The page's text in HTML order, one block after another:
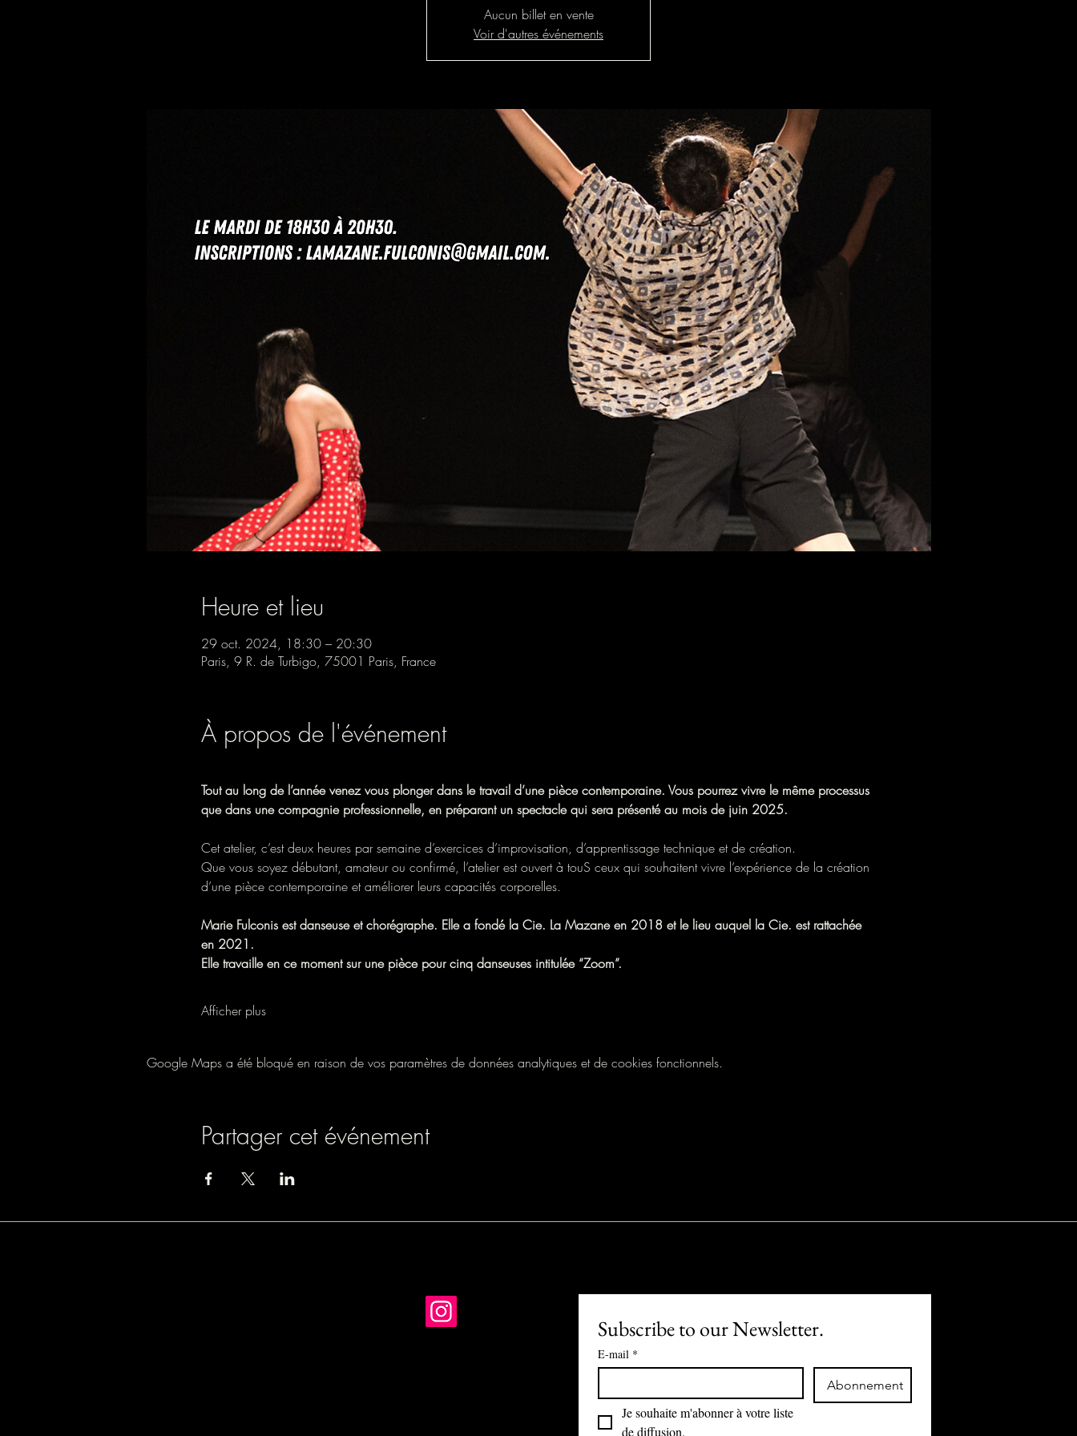
Aucun billet en vente
Voir d'autres événements
Heure et lieu
29 oct. 2024, 18:30 – 20:30
Paris, 9 R. de Turbigo, 75001 Paris, France
À propos de l'événement
Tout au long de l’année venez vous plonger dans le travail d’une pièce contemporaine. Vous pourrez vivre le même processus
que dans une compagnie professionnelle, en préparant un spectacle qui sera présenté au mois de juin 2025.
Cet atelier, c’est deux heures par semaine d’exercices d’improvisation, d’apprentissage technique et de création.
Que vous soyez débutant, amateur ou confirmé, l’atelier est ouvert à touS ceux qui souhaitent vivre l’expérience de la création
d’une pièce contemporaine et améliorer leurs capacités corporelles.
Marie Fulconis est danseuse et chorégraphe. Elle a fondé la Cie. La Mazane en 2018 et le lieu auquel la Cie. est rattachée
en 2021.
Elle travaille en ce moment sur une pièce pour cinq danseuses intitulée “Zoom”.
Afficher plus
Google Maps a été bloqué en raison de vos paramètres de données analytiques et de cookies fonctionnels.
Partager cet événement
Subscribe to our Newsletter.
E-mail *
Abonnement
Je souhaite m'abonner à votre liste
de diffusion.